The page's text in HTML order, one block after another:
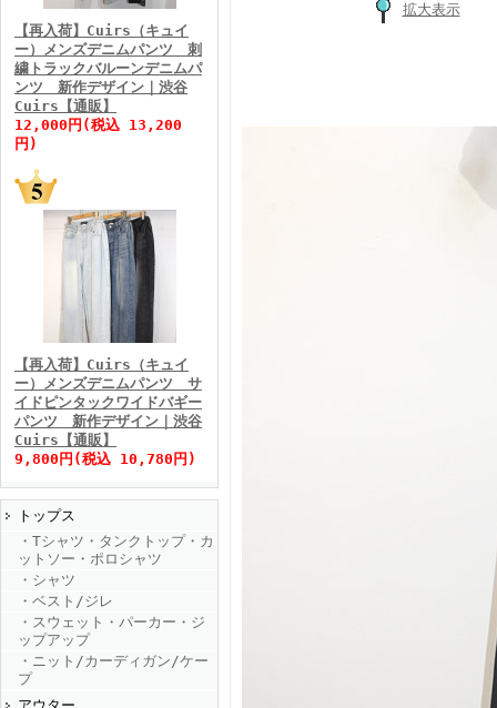
FINEBOYS2026年1月号
FINEBOYS2025年11月号
FINEBOYS2025年10月号
【再入荷】Cuirs（キュイ
ー）メンズデニムパンツ 刺
繍トラックバルーンデニムパ
ンツ 新作デザイン｜渋谷
Cuirs【通販】
12,000円(税込 13,200
円)
【再入荷】Cuirs（キュイ
ー）メンズデニムパンツ サ
イドピンタックワイドバギー
パンツ 新作デザイン｜渋谷
Cuirs【通販】
9,800円(税込 10,780円)
トップス
・Tシャツ・タンクトップ・カ
ットソー・ポロシャツ
・シャツ
・ベスト/ジレ
・スウェット・パーカー・ジ
ップアップ
・ニット/カーディガン/ケー
プ
拡大表示